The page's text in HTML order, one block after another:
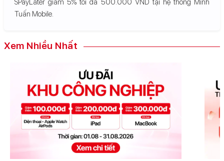
SPayLater giảm 5% tối đa 500.000 VND tại hệ thống Minh
Tuấn Mobile.
Xem Nhiều Nhất